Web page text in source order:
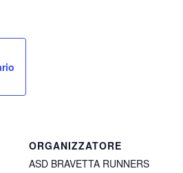
ORGANIZZATORE
ASD BRAVETTA RUNNERS